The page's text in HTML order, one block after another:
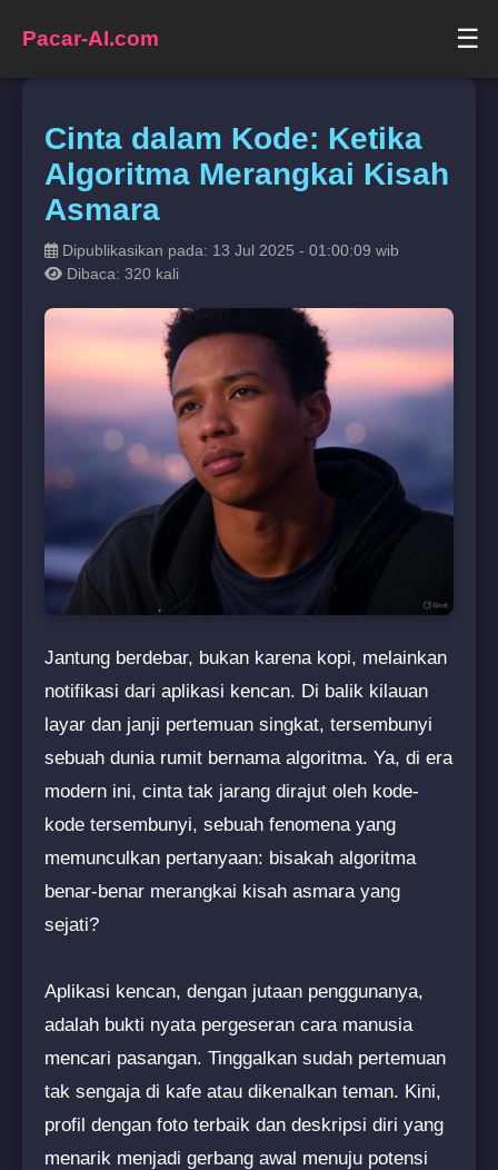
Pacar-AI.com ☰
Cinta dalam Kode: Ketika
Algoritma Merangkai Kisah
Asmara
Dipublikasikan pada: 13 Jul 2025 - 01:00:09 wib
Dibaca: 320 kali
Jantung berdebar, bukan karena kopi, melainkan
notifikasi dari aplikasi kencan. Di balik kilauan
layar dan janji pertemuan singkat, tersembunyi
sebuah dunia rumit bernama algoritma. Ya, di era
modern ini, cinta tak jarang dirajut oleh kode-
kode tersembunyi, sebuah fenomena yang
memunculkan pertanyaan: bisakah algoritma
benar-benar merangkai kisah asmara yang
sejati?
Aplikasi kencan, dengan jutaan penggunanya,
adalah bukti nyata pergeseran cara manusia
mencari pasangan. Tinggalkan sudah pertemuan
tak sengaja di kafe atau dikenalkan teman. Kini,
profil dengan foto terbaik dan deskripsi diri yang
menarik menjadi gerbang awal menuju potensi